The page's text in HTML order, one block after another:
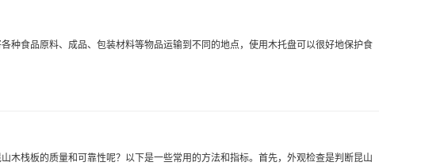
种食品原料、成品、包装材料等物品运输到不同的地点，使用木托盘可以很好地保护食
木栈板的质量和可靠性呢？以下是一些常用的方法和指标。首先，外观检查是判断昆山